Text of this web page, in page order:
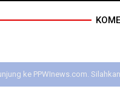
ke PPWInews.com.